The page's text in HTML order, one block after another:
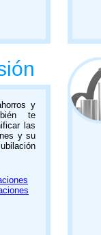
y
te
las
y su